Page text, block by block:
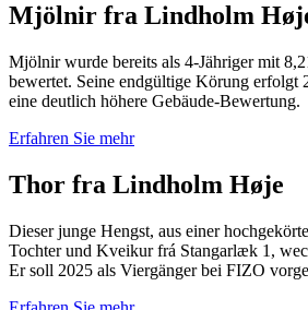
Mjölnir fra Lindholm
Mjölnir wurde bereits als 4-Jähriger mit
bewertet. Seine endgültige Körung erfolgt
eine deutlich höhere Gebäude-Bewertung.
Erfahren Sie mehr
Thor fra Lindholm Høje
Dieser junge Hengst, aus einer
Tochter und Kveikur frá Stangarlæk 1,
Er soll 2025 als Viergänger bei FIZO